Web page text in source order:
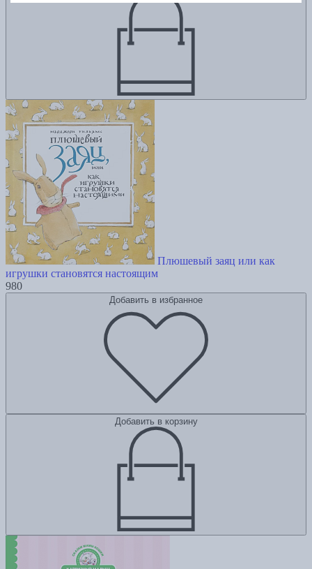
Плюшевый заяц или как
игрушки становятся настоящим
980
Добавить в избранное
Добавить в корзину